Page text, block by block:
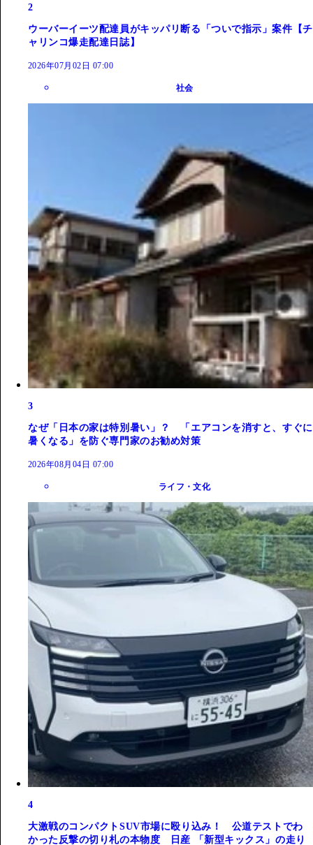
2
ウーバーイーツ配達員がキッパリ断る「ついで指示」案件【チ
ャリンコ爆走配達日誌】
2026年07月02日 07:00
社会
3
なぜ「日本の家は特別暑い」？ 「エアコンを消すと、すぐに
暑くなる」を防ぐ専門家のお勧め対策
2026年08月04日 07:00
ライフ・文化
4
大激戦のコンパクトSUV市場に殴り込み！ 公道テストでわ
かった反撃の切り札の本物度 日産 「新型キックス」の走り